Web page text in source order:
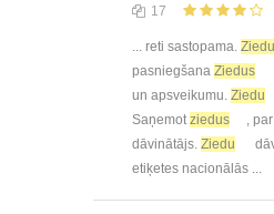
17
... reti sastopama. Ziedu
pasniegšana Ziedus
un apsveikumu. Ziedu
Saņemotziedus
,
dāvinātājs. Ziedu
etiķetes nacionālās ...